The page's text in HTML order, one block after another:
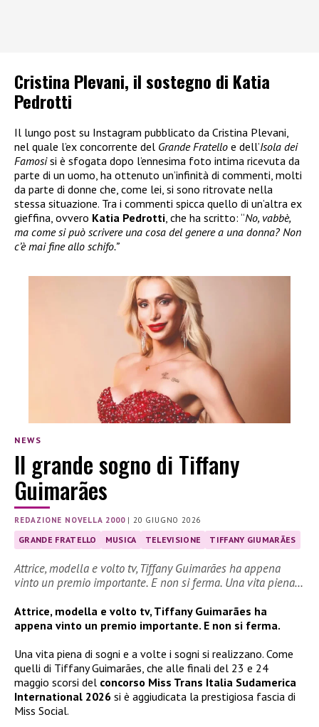
Cristina Plevani, il sostegno di Katia
Pedrotti
Il lungo post su Instagram pubblicato da Cristina Plevani,
nel quale l’ex concorrente del Grande Fratello e dell’Isola dei
Famosisi è sfogata dopo l’ennesima foto intima ricevuta da
parte di un uomo, ha ottenuto un’infinità di commenti, molti
da parte di donne che, come lei, si sono ritrovate nella
stessa situazione. Tra i commenti spicca quello di un’altra ex
gieffina, ovvero Katia Pedrotti, che ha scritto: “No, vabbè,
ma come si può scrivere una cosa del genere a una donna? Non
c’è mai fine allo schifo.”
NEWS
Il grande sogno di Tiffany
Guimarães
REDAZIONE NOVELLA 2000|20 GIUGNO 2026
GRANDE FRATELLO MUSICA TELEVISIONE TIFFANY GIUMARÃES
Attrice, modella e volto tv, Tiffany Guimarães ha appena
vinto un premio importante. E non si ferma. Una vita piena…
Attrice, modella e volto tv, Tiffany Guimarães ha
appena vinto un premio importante. E non si ferma.
Una vita piena di sogni e a volte i sogni si realizzano. Come
quelli di Tiffany Guimarães, che alle finali del 23 e 24
maggio scorsi del concorso Miss Trans Italia Sudamerica
International 2026 si è aggiudicata la prestigiosa fascia di
Miss Social.